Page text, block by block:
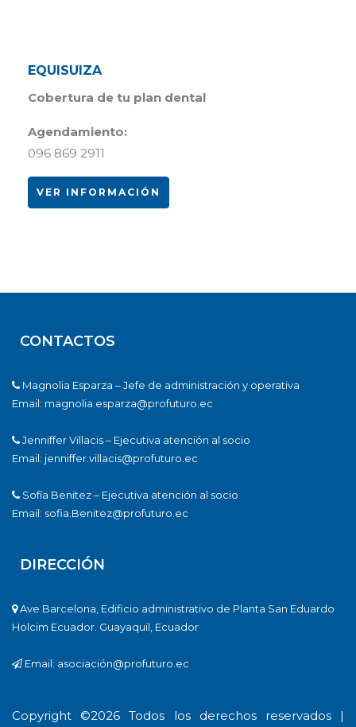
EQUISUIZA
Cobertura de tu plan dental
Agendamiento:
096 869 2911
VER INFORMACIÓN
CONTACTOS
Magnolia Esparza – Jefe de administración y operativa
Email: magnolia.esparza@profuturo.ec
Jenniffer Villacis – Ejecutiva atención al socio
Email: jenniffer.villacis@profuturo.ec
Sofía Benitez – Ejecutiva atención al socio
Email: sofia.Benitez@profuturo.ec
DIRECCIÓN
Ave Barcelona, Edificio administrativo de Planta San Eduardo
Holcim Ecuador. Guayaquil, Ecuador
Email: asociación@profuturo.ec
Copyright ©2026 Todos los derechos reservados |